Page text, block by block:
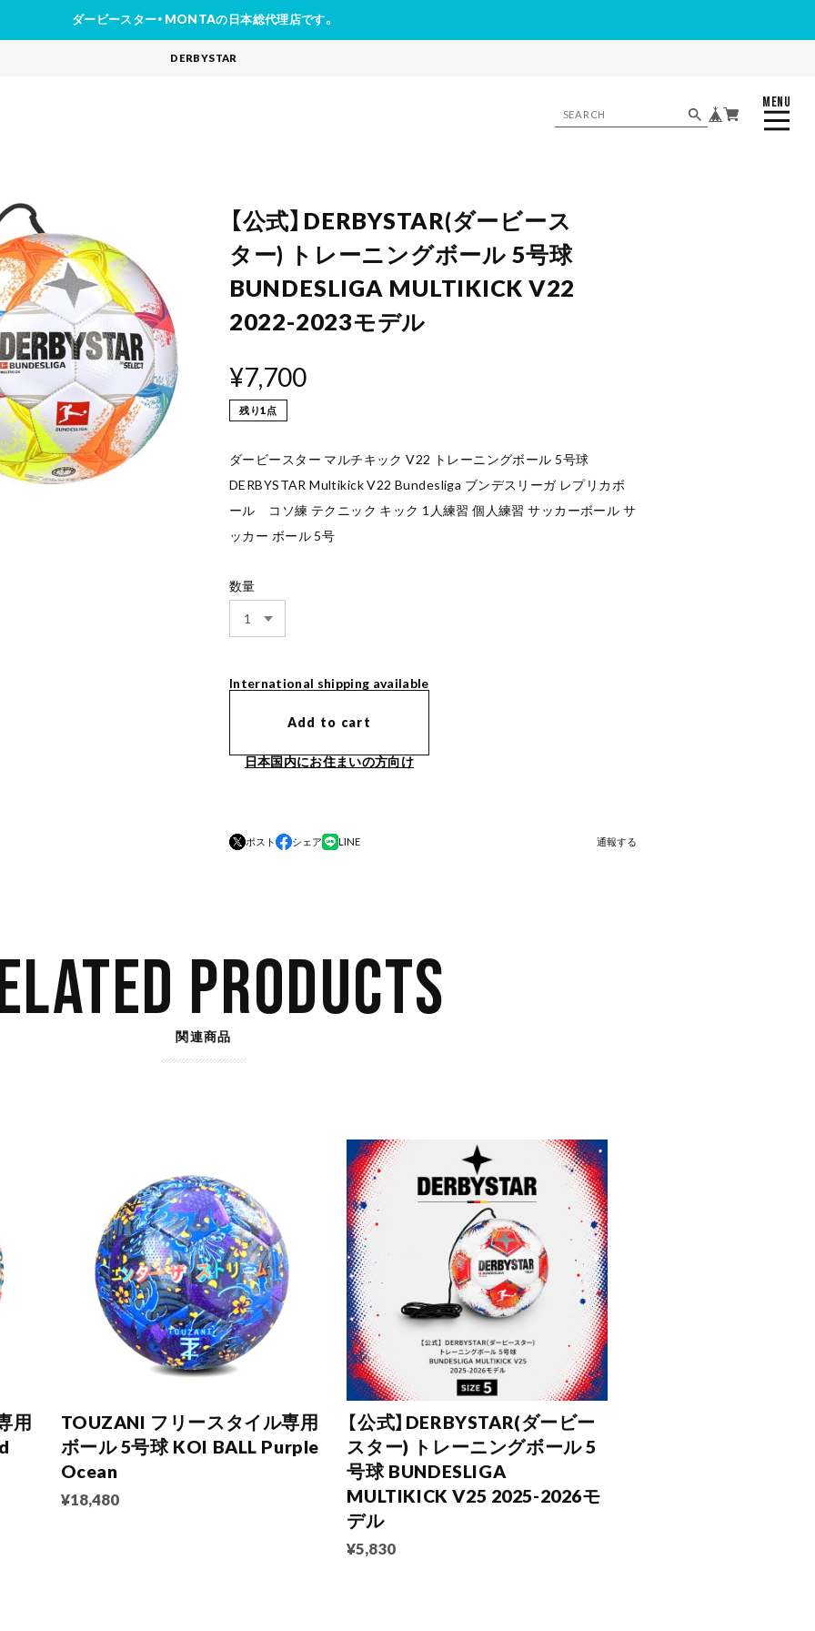
ダービースター・MONTAの日本総代理店です。
DERBYSTAR
MENU
CLOSE
【公式】DERBYSTAR(ダービース
ター) トレーニングボール 5号球
BUNDESLIGA MULTIKICK V22
2022-2023モデル
¥7,700
残り1点
ダービースター マルチキック V22 トレーニングボール 5号球
DERBYSTAR Multikick V22 Bundesliga ブンデスリーガ レプリカボ
ール コソ練 テクニック キック 1人練習 個人練習 サッカーボール サ
ッカー ボール 5号
数量
International shipping available
Add to cart
日本国内にお住まいの方向け
ポスト シェア LINE 通報する
PRODUCTS
関連商品
用
TOUZANI フリースタイル専用
ボール 5号球 KOI BALL Purple
Ocean
¥18,480
【公式】DERBYSTAR(ダービー
スター) トレーニングボール 5
号球 BUNDESLIGA
MULTIKICK V25 2025-2026モ
デル
¥5,830